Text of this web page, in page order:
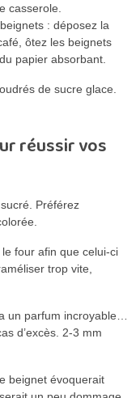
casserole.
: déposez la
ôtez les beignets
papier absorbant.
de sucre glace.
réussir vos
Préférez
four afin que celui-ci
trop vite,
un parfum incroyable…
d’excès. 2-3 mm
beignet évoquerait